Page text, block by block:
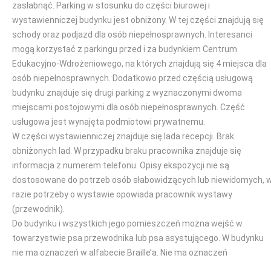
zasłabnąć. Parking w stosunku do części biurowej i
wystawienniczej budynku jest obniżony. W tej części znajdują się
schody oraz podjazd dla osób niepełnosprawnych. Interesanci
mogą korzystać z parkingu przed i za budynkiem Centrum
Edukacyjno-Wdrożeniowego, na których znajdują się 4 miejsca dla
osób niepełnosprawnych. Dodatkowo przed częścią usługową
budynku znajduje się drugi parking z wyznaczonymi dwoma
miejscami postojowymi dla osób niepełnosprawnych. Część
usługowa jest wynajęta podmiotowi prywatnemu.
W części wystawienniczej znajduje się lada recepcji. Brak
obniżonych lad. W przypadku braku pracownika znajduje się
informacja z numerem telefonu. Opisy ekspozycji nie są
dostosowane do potrzeb osób słabowidzących lub niewidomych,
razie potrzeby o wystawie opowiada pracownik wystawy
(przewodnik).
Do budynku i wszystkich jego pomieszczeń można wejść w
towarzystwie psa przewodnika lub psa asystującego. W budynku
nie ma oznaczeń w alfabecie Braille’a. Nie ma oznaczeń